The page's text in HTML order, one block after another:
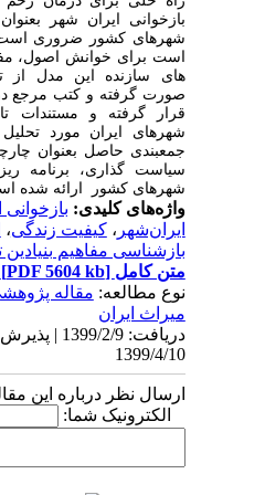
بازخوانی ایران شهر
شهرهای کشور ضروری است.
است برای خوانش اصول،
های سازنده این مدل از
صورت گرفته و کتب مرجع
قرار گرفته و مستندات
شهرهای ایران مورد تحلیل
جمعبندی حاصل بعنوان
سیاست گذاری، برنامه
شهرهای کشور ارائه شده
واژه‌های کلیدی:بازخوانی
ایران‌شهر، کیفیت زندگی،
بازشناسی مفاهیم بنیادین
متن کامل[PDF 5604 kb]
نوع مطالعه:مقاله
میراث ایران
1399/4/10
ارسال نظر درباره این
الکترونیک شما: